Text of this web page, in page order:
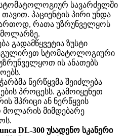
სავარძელში
პაციენტის პირი უნდა
რათა უზრუნველყოს
გადამწყვეტია ზუსტი
სტომატოლოგიური
ის ანათებს
ნერწყვმა შეიძლება
პროცესს. გამოიყენეთ
შპრიცი ან ნერწყვის
მიმდებარე
DL-300 უსადენო სკანერი